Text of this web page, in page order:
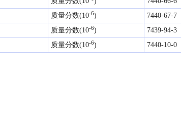
质量分数(10-6)
7440-67-7
质量分数(10-6)
7439-94-3
质量分数(10-6) 7440-10-0